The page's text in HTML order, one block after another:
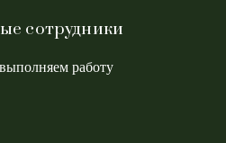
сотрудники
работу